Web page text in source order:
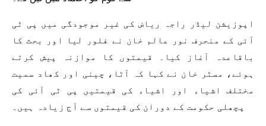
اپوزیشن لیڈر راجہ ریاض کی غیر موجودگی میں پی ٹی
آئی کے منحرف نور عالم خان نے فلور لیا اور بحث کا
باقاعدہ آغاز کیا۔ قیمتوں کا موازنہ پیش کرتے
ہوئے، مسٹر خان نے کہا کہ آٹا، چینی اور کھاد سمیت
مختلف اشیاء اور اشیاء کی قیمتیں پی ٹی آئی کی
پچھلی حکومت کے دوران کی قیمتوں سے آج زیادہ ہیں۔